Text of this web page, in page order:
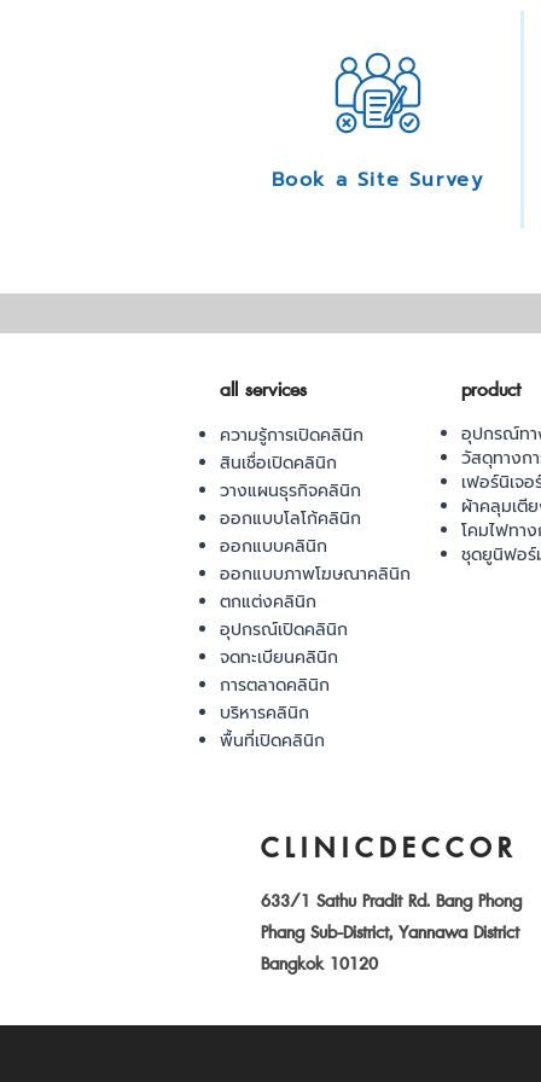
Book a Site Survey
all services
ความรู้การเปิดคลินิก
สินเชื่อเปิดคลินิก
วางแผนธุรกิจคลินิก
ออกแบบโลโก้คลินิก
ออกแบบคลินิก
ออกแบบภาพโฆษณาคลินิก
ตกแต่งคลินิก
อุปกรณ์เปิดคลินิก
จดทะเบียนคลินิก
การตลาดคลินิก
บริหารคลินิก
พื้นที่เปิดคลินิก
product
อุปกรณ์ทา
วัสดุทางก
เฟอร์นิเจ
ผ้าคลุมเตี
โคมไฟทา
ชุดยูนิฟอร์
CLINICDECCOR
633/1 Sathu Pradit Rd. Bang Phong
Phang Sub-District, Yannawa District
Bangkok 10120